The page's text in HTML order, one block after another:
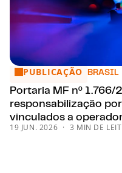
Portaria MF nº 1.766/
PUBLICAÇÃO BRASIL
Portaria MF nº
responsabilização
vinculados a
19 JUN. 2026 3 MIN DE